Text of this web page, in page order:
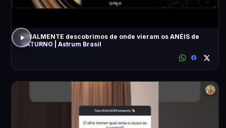
FINALMENTE descobrimos de onde vieram os ANÉIS de
SATURNO | Astrum Brasil